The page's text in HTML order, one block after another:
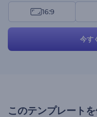
サービスの紹介、光学ブランド
オなど、様々な用途に最適です
う。今すぐ試してみてください！
16:9
今す
このテンプレート